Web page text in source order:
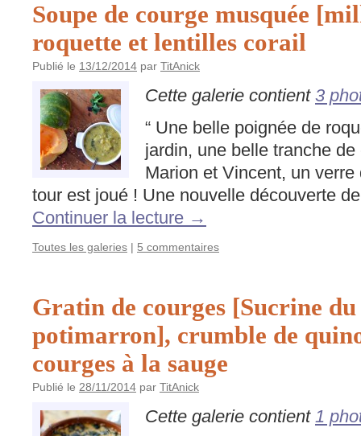
Soupe de courge musquée
roquette et lentilles corail
Publié le 13/12/2014 par TitAnick
Cette galerie contient 3
“ Une belle poignée de
jardin, une belle tranche
Marion et Vincent, un
tour est joué ! Une nouvelle découverte
Continuer la lecture →
Toutes les galeries | 5 commentaires
Gratin de courges [Sucrine
potimarron], crumble de
courges à la sauge
Publié le 28/11/2014 par TitAnick
Cette galerie contient 1